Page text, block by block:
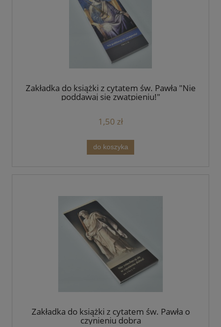
Zakładka do książki z cytatem św. Pawła "Nie
poddawaj się zwątpieniu!"
1,50 zł
do koszyka
Zakładka do książki z cytatem św. Pawła o
czynieniu dobra